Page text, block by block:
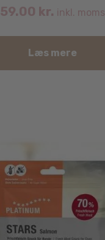
59.00 kr. inkl. moms
Læs mere